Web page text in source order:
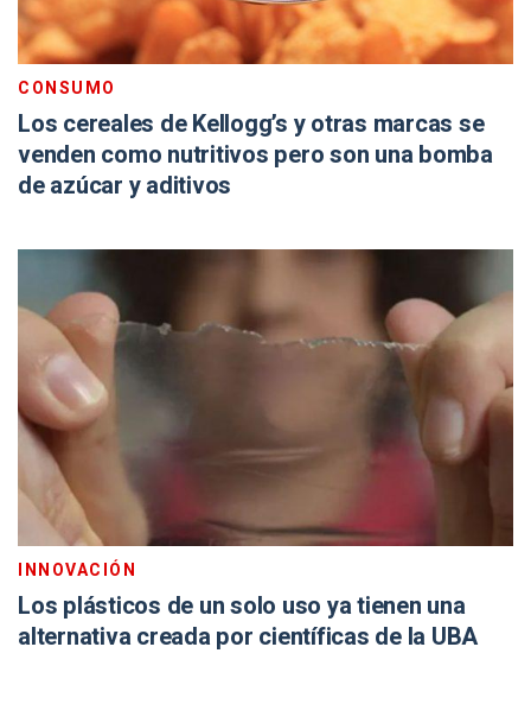
CONSUMO
Los cereales de Kellogg’s y otras marcas se
venden como nutritivos pero son una bomba
de azúcar y aditivos
INNOVACIÓN
Los plásticos de un solo uso ya tienen una
alternativa creada por científicas de la UBA